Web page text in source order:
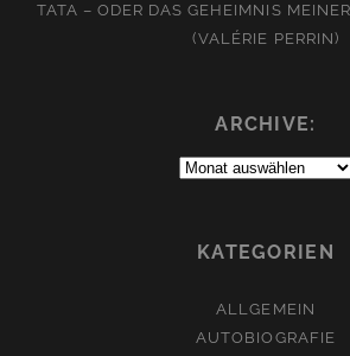
TATA – ODER DAS GEHEIMNIS
(VALÉRIE PERRIN)
ARCHIVE:
Archive:
KATEGORIEN
ALLGEMEIN
AUTOBIOGRAFIE